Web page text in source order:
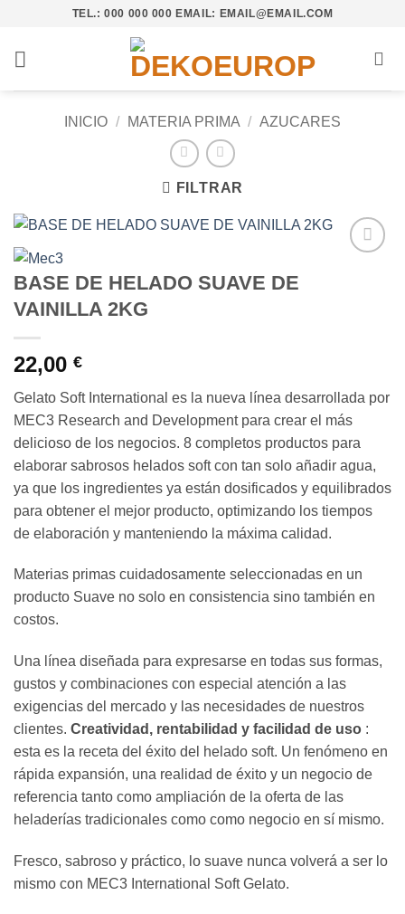
contenido
TEL.: 000 000 000 EMAIL: EMAIL@EMAIL.COM
INICIO / MATERIA PRIMA / AZUCARES
FILTRAR
BASE DE HELADO SUAVE DE
VAINILLA 2KG
22,00 €
Gelato Soft International es la nueva línea desarrollada por
MEC3 Research and Development para crear el más
delicioso de los negocios. 8 completos productos para
elaborar sabrosos helados soft con tan solo añadir agua,
ya que los ingredientes ya están dosificados y equilibrados
para obtener el mejor producto, optimizando los tiempos
de elaboración y manteniendo la máxima calidad.
Materias primas cuidadosamente seleccionadas en un
producto Suave no solo en consistencia sino también en
costos.
Una línea diseñada para expresarse en todas sus formas,
gustos y combinaciones con especial atención a las
exigencias del mercado y las necesidades de nuestros
clientes. Creatividad, rentabilidad y facilidad de uso :
esta es la receta del éxito del helado soft. Un fenómeno en
rápida expansión, una realidad de éxito y un negocio de
referencia tanto como ampliación de la oferta de las
heladerías tradicionales como como negocio en sí mismo.
Fresco, sabroso y práctico, lo suave nunca volverá a ser lo
mismo con MEC3 International Soft Gelato.